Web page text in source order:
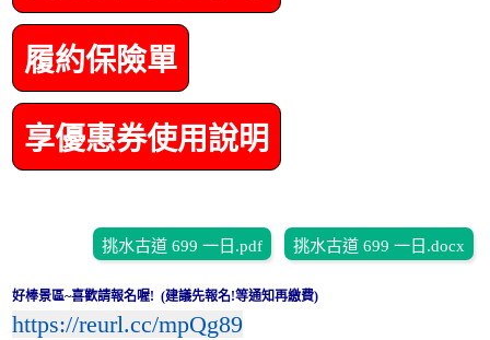
履約保險單
享優惠券使用說明
挑水古道 699 一日.pdf 挑水古道 699 一日.docx
好棒景區~喜歡請報名喔! (建議先報名!等通知再繳費)
https://reurl.cc/mpQg89